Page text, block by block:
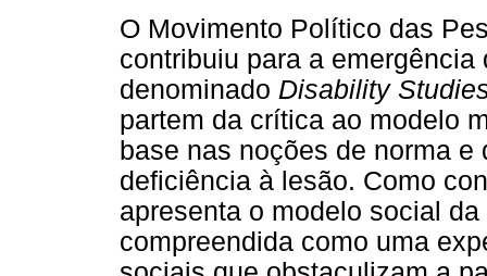
O Movimento Político das
contribuiu para a
denominado Disability
partem da crítica ao modelo
base nas noções de norma
deficiência à lesão. Como
apresenta o modelo social
compreendida como uma